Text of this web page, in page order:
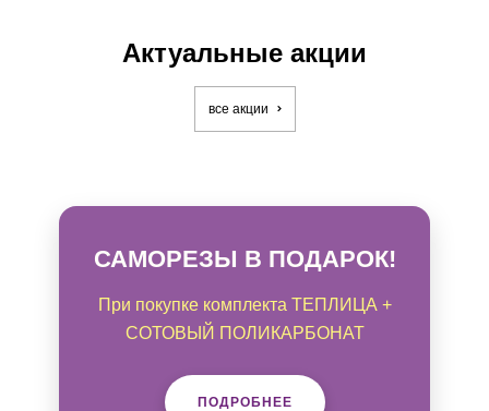
Актуальные акции
все акции
САМОРЕЗЫ В ПОДАРОК!
При покупке комплекта ТЕПЛИЦА +
СОТОВЫЙ ПОЛИКАРБОНАТ
ПОДРОБНЕЕ